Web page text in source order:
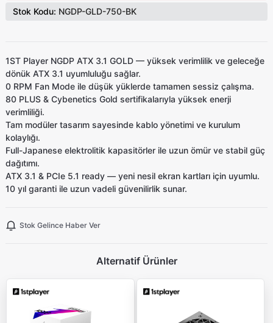
Stok Kodu: NGDP-GLD-750-BK
1ST Player NGDP ATX 3.1 GOLD— yüksek verimlilik ve geleceğe
dönük ATX 3.1 uyumluluğu sağlar.
0 RPM Fan Modeile düşük yüklerde tamamen sessiz çalışma.
80 PLUS & Cybenetics Gold sertifikalarıyla yüksek enerji
verimliliği.
Tam modüler tasarımsayesinde kablo yönetimi ve kurulum
kolaylığı.
Full-Japanese elektrolitik kapasitörlerile uzun ömür ve stabil güç
dağıtımı.
ATX 3.1 & PCIe 5.1 ready— yeni nesil ekran kartları için uyumlu.
10 yıl garantiile uzun vadeli güvenilirlik sunar.
Stok Gelince Haber Ver
Alternatif Ürünler